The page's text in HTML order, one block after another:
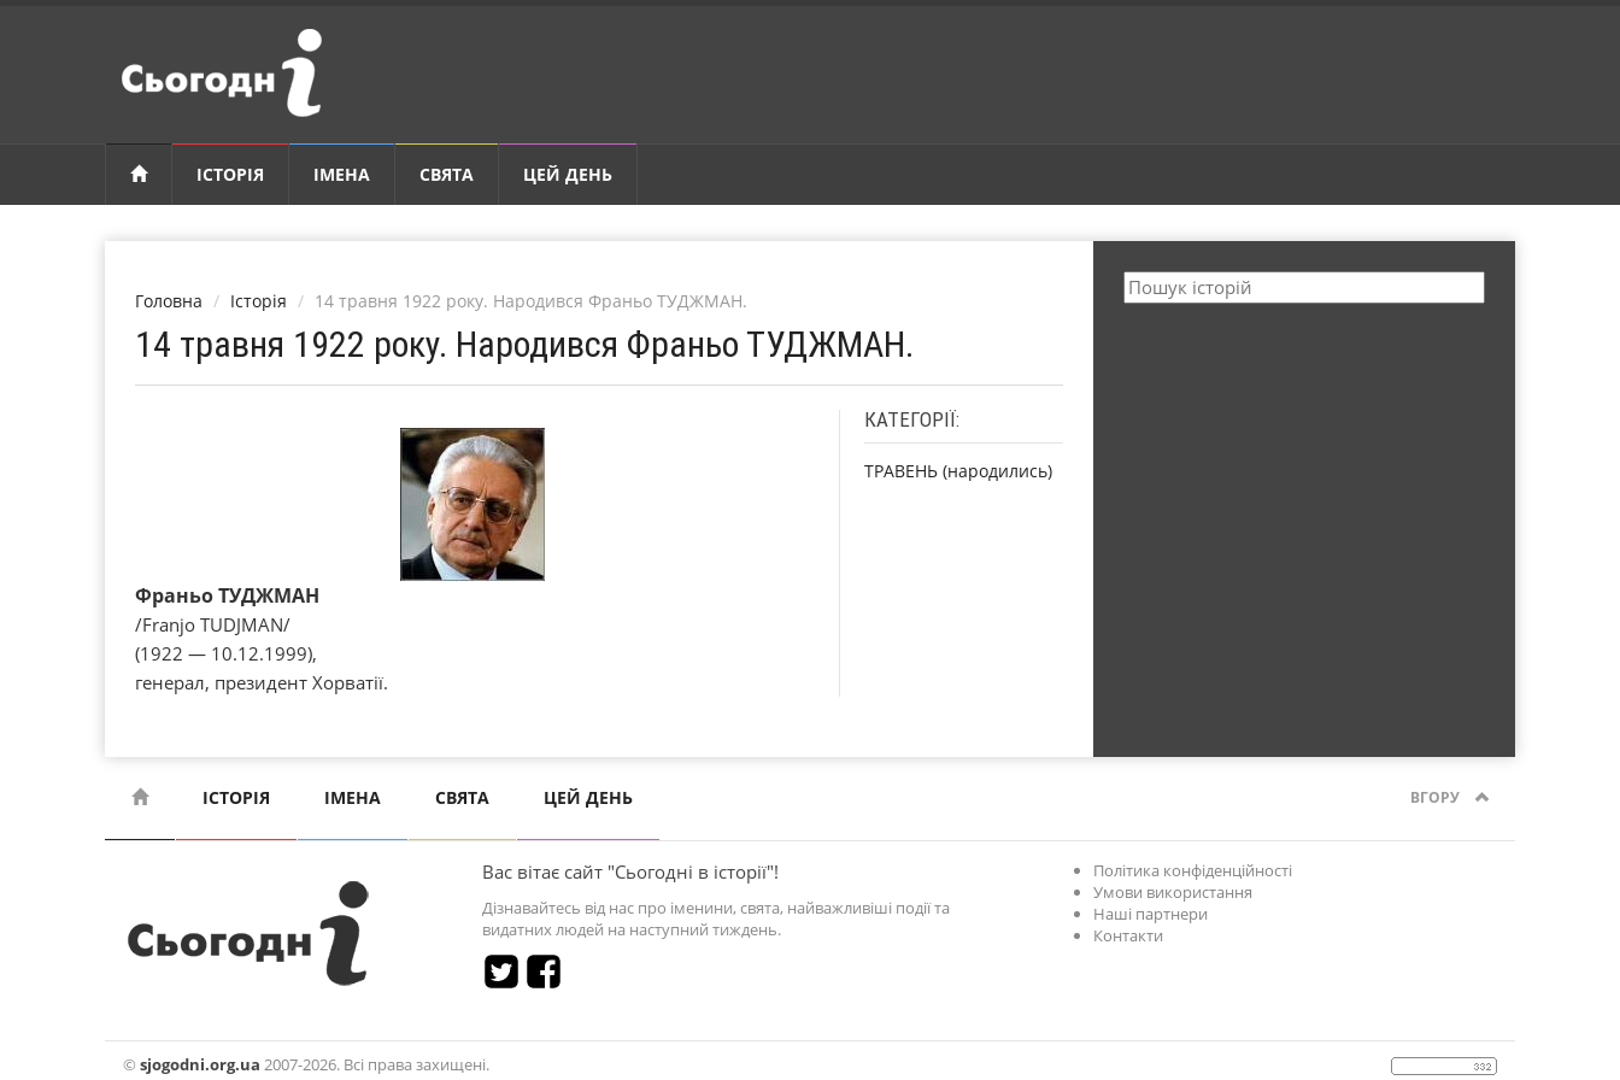
ІСТОРІЯ ІМЕНА СВЯТА ЦЕЙ ДЕНЬ
Головна Історія 14 травня 1922 року. Народився Франьо ТУДЖМАН.
14 травня 1922 року. Народився Франьо ТУДЖМАН.
Франьо ТУДЖМАН
/Franjo TUDJMAN/
(1922 — 10.12.1999),
генерал, президент Хорватії.
КАТЕГОРІЇ:
ТРАВЕНЬ (народились)
ІСТОРІЯ ІМЕНА СВЯТА ЦЕЙ ДЕНЬ ВГОРУ
Вас вітає сайт "Сьогодні в історії"!
Дізнавайтесь від нас про іменини, свята, найважливіші події та
видатних людей на наступний тиждень.
Політика конфіденційності
Умови використання
Наші партнери
Контакти
© sjogodni.org.ua 2007-2026. Всі права захищені.